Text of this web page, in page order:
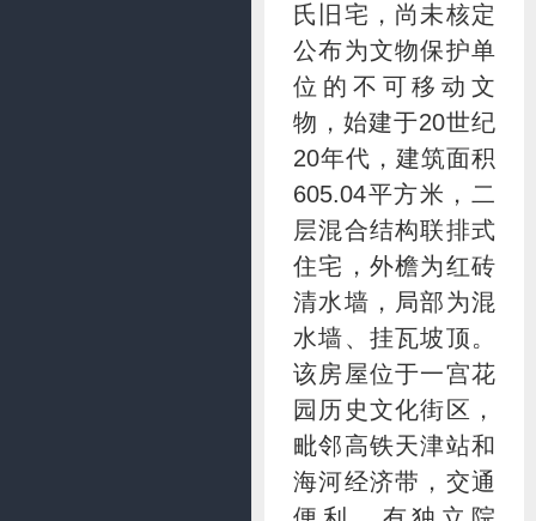
氏旧宅，尚未核定
公布为文物保护单
位的不可移动文
物，始建于20世纪
20年代，建筑面积
605.04平方米，二
层混合结构联排式
住宅，外檐为红砖
清水墙，局部为混
水墙、挂瓦坡顶。
该房屋位于一宫花
园历史文化街区，
毗邻高铁天津站和
海河经济带，交通